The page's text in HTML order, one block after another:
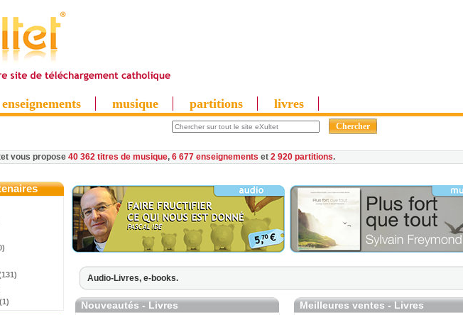
enseignements musique partitions livres
vous propose 40 362 titres de musique, 6 677 enseignements et 2 920 partitions.
Audio-Livres, e-books.
Nouveautés - Livres Meilleures ventes - Livres